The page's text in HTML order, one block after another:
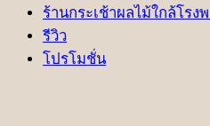
ร้านกระเช้าผลไม้ใกล้โรง
รีวิว
โปรโมชั่น